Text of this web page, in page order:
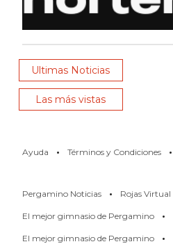
CRUZ
AIRES)
EL
MEJOR
PRECIOS
EN
Ultimas Noticias
Las más vistas
Ayuda · Términos y Condiciones ·
Pergamino Noticias · Rojas Virtual
El mejor gimnasio de Pergamino ·
El mejor gimnasio de Pergamino ·